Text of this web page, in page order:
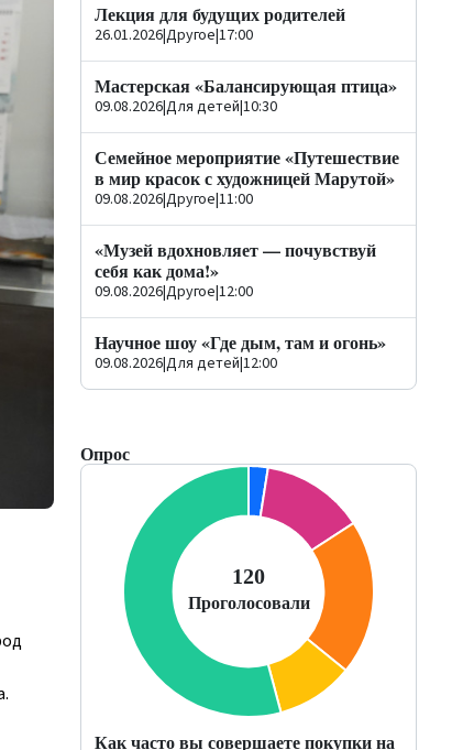
Лекция для будущих родителей
26.01.2026|Другое|17:00
Мастерская «Балансирующая птица»
09.08.2026|Для детей|10:30
Семейное мероприятие «Путешествие
в мир красок с художницей Марутой»
09.08.2026|Другое|11:00
«Музей вдохновляет — почувствуй
себя как дома!»
09.08.2026|Другое|12:00
Научное шоу «Где дым, там и огонь»
09.08.2026|Для детей|12:00
Опрос
Как часто вы совершаете покупки на